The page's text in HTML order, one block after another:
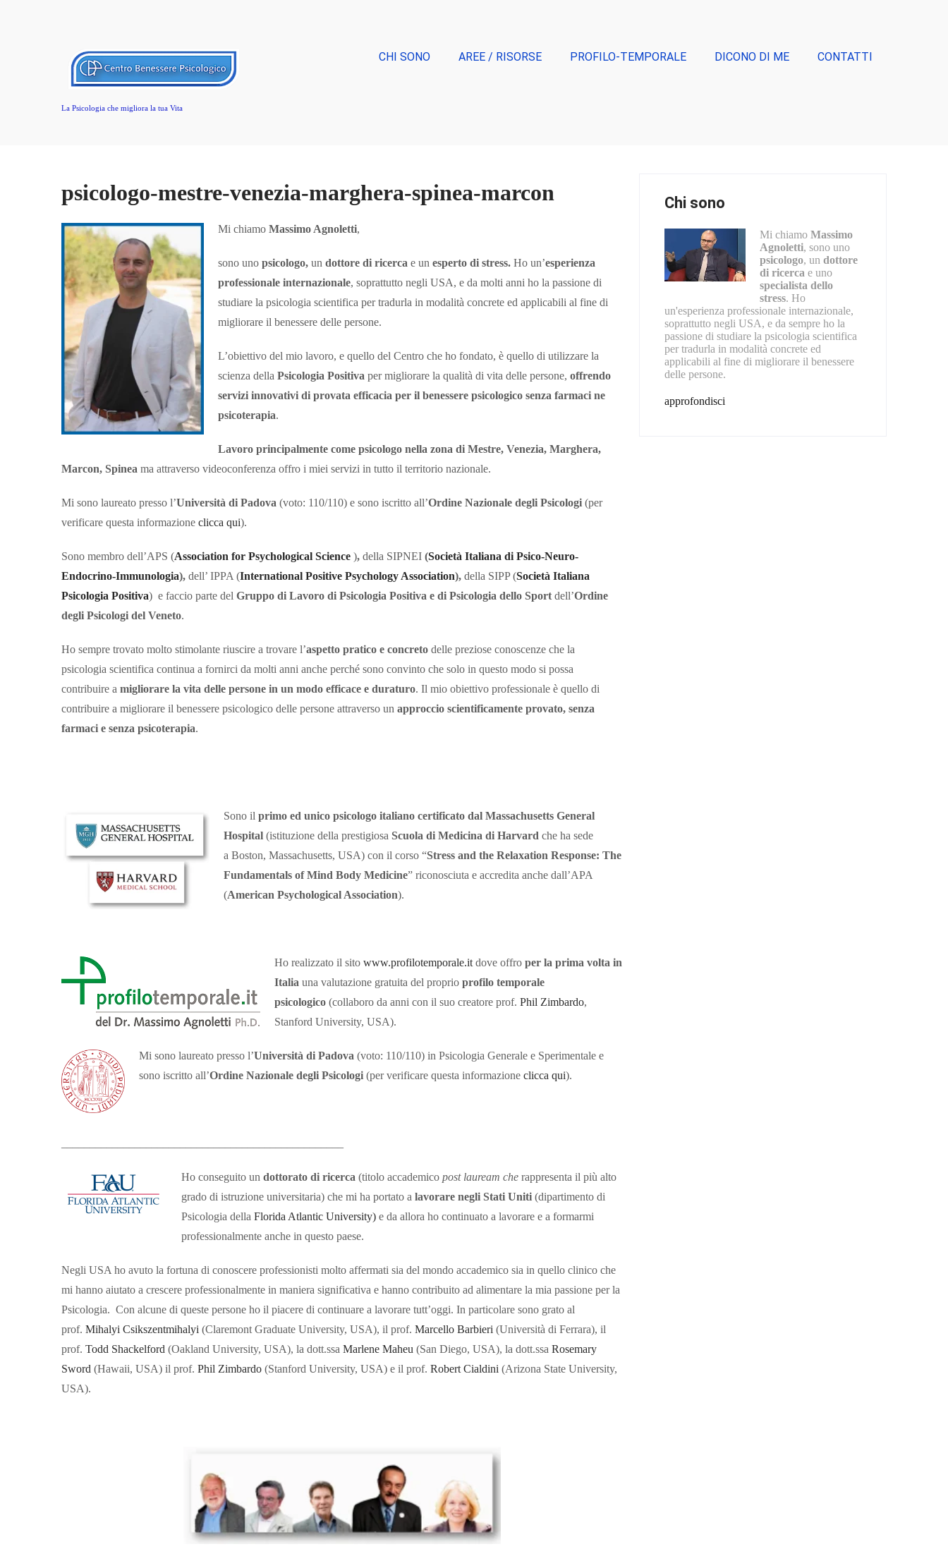
La Psicologia che migliora la tua Vita
CHI SONO AREE / RISORSE PROFILO-TEMPORALE DICONO DI ME CONTATTI
psicologo-mestre-venezia-marghera-spinea-marcon
Mi chiamo Massimo Agnoletti,
sono uno psicologo, un dottore di ricerca e un esperto di stress. Ho un’esperienza
professionale internazionale, soprattutto negli USA, e da molti anni ho la passione di
studiare la psicologia scientifica per tradurla in modalità concrete ed applicabili al fine di
migliorare il benessere delle persone.
L’obiettivo del mio lavoro, e quello del Centro che ho fondato, è quello di utilizzare la
scienza della Psicologia Positiva per migliorare la qualità di vita delle persone, offrendo
servizi innovativi di provata efficacia per il benessere psicologico senza farmaci ne
psicoterapia.
Lavoro principalmente come psicologo nella zona di Mestre, Venezia, Marghera,
Marcon, Spinea ma attraverso videoconferenza offro i miei servizi in tutto il territorio nazionale.
Mi sono laureato presso l’Università di Padova (voto: 110/110) e sono iscritto all’Ordine Nazionale degli Psicologi (per
verificare questa informazione clicca qui).
Sono membro dell’APS (Association for Psychological Science ), della SIPNEI (Società Italiana di Psico-Neuro-
Endocrino-Immunologia), dell’ IPPA (International Positive Psychology Association), della SIPP (Società Italiana
Psicologia Positiva) e faccio parte del Gruppo di Lavoro di Psicologia Positiva e di Psicologia dello Sport dell’Ordine
degli Psicologi del Veneto.
Ho sempre trovato molto stimolante riuscire a trovare l’aspetto pratico e concreto delle preziose conoscenze che la
psicologia scientifica continua a fornirci da molti anni anche perché sono convinto che solo in questo modo si possa
contribuire a migliorare la vita delle persone in un modo efficace e duraturo. Il mio obiettivo professionale è quello di
contribuire a migliorare il benessere psicologico delle persone attraverso un approccio scientificamente provato, senza
farmaci e senza psicoterapia.
Sono il primo ed unico psicologo italiano certificato dal Massachusetts General
Hospital (istituzione della prestigiosa Scuola di Medicina di Harvard che ha sede
a Boston, Massachusetts, USA) con il corso “Stress and the Relaxation Response: The
Fundamentals of Mind Body Medicine” riconosciuta e accredita anche dall’APA
(American Psychological Association).
Ho realizzato il sito www.profilotemporale.it dove offro per la prima volta in
Italia una valutazione gratuita del proprio profilo temporale
psicologico (collaboro da anni con il suo creatore prof. Phil Zimbardo,
Stanford University, USA).
Mi sono laureato presso l’Università di Padova (voto: 110/110) in Psicologia Generale e Sperimentale e
sono iscritto all’Ordine Nazionale degli Psicologi (per verificare questa informazione clicca qui).
Ho conseguito un dottorato di ricerca (titolo accademico post lauream che rappresenta il più alto
grado di istruzione universitaria) che mi ha portato a lavorare negli Stati Uniti (dipartimento di
Psicologia della Florida Atlantic University) e da allora ho continuato a lavorare e a formarmi
professionalmente anche in questo paese.
Negli USA ho avuto la fortuna di conoscere professionisti molto affermati sia del mondo accademico sia in quello clinico che
mi hanno aiutato a crescere professionalmente in maniera significativa e hanno contribuito ad alimentare la mia passione per la
Psicologia. Con alcune di queste persone ho il piacere di continuare a lavorare tutt’oggi. In particolare sono grato al
prof. Mihalyi Csikszentmihalyi (Claremont Graduate University, USA), il prof. Marcello Barbieri (Università di Ferrara), il
prof. Todd Shackelford (Oakland University, USA), la dott.ssa Marlene Maheu (San Diego, USA), la dott.ssa Rosemary
Sword (Hawaii, USA) il prof. Phil Zimbardo (Stanford University, USA) e il prof. Robert Cialdini (Arizona State University,
USA).
Chi sono
Mi chiamoMassimo
Agnoletti, sono uno
psicologo, undottore
di ricerca e uno
specialista dello
stress. Ho
un'esperienza professionale internazionale,
soprattutto negli USA, e da sempre ho la
passione di studiare la psicologia scientifica
per tradurla in modalità concrete ed
applicabili al fine di migliorare il benessere
delle persone.
approfondisci